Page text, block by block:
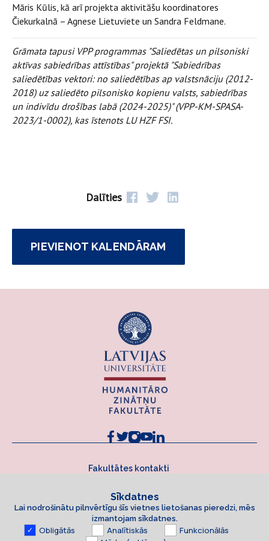
Māris Kūlis, kā arī projekta aktivitāšu koordinatores
Čiekurkalnā – Agnese Lietuviete un Sandra Feldmane.
Grāmata tapusi VPP programmas "Saliedētas un pilsoniski
aktīvas sabiedrības attīstības" projektā "Sabiedrības
saliedētības vektori: no saliedētības ap valstsnāciju (2012-
2018) uz saliedēto pilsonisko kopienu valsts, sabiedrības
un indivīdu drošības labā (2024-2025)" (VPP-KM-SPASA-
2023/1-0002), kas īstenots LU HZF FSI.
Dalīties
PIEVIENOT KALENDĀRAM
Fakultātes kontakti
Sīkdatnes
Lai nodrošinātu pilnvērtīgu šīs vietnes lietošanas pieredzi, mēs
izmantojam sīkdatnes.
Obligātās Analītiskās
Funkcionālās